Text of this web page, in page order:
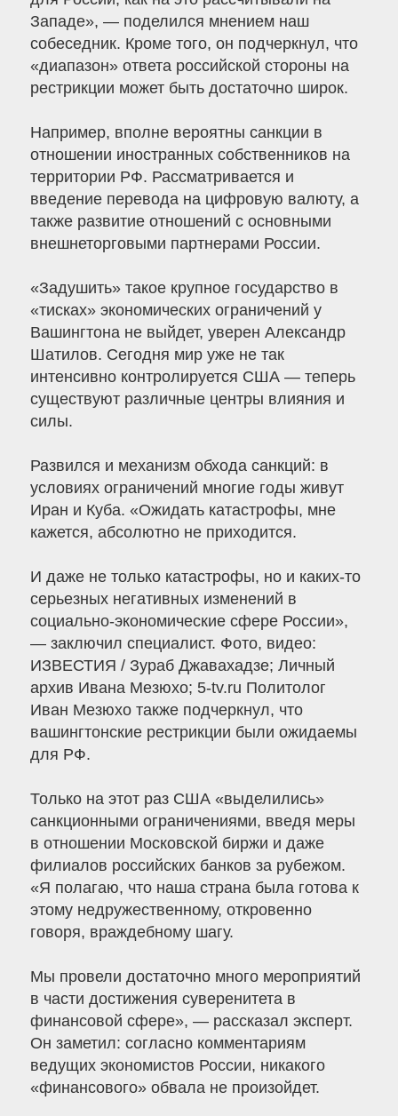
Западе», — поделился мнением наш
собеседник. Кроме того, он подчеркнул, что
«диапазон» ответа российской стороны на
рестрикции может быть достаточно широк.
Например, вполне вероятны санкции в
отношении иностранных собственников на
территории РФ. Рассматривается и
введение перевода на цифровую валюту, а
также развитие отношений с основными
внешнеторговыми партнерами России.
«Задушить» такое крупное государство в
«тисках» экономических ограничений у
Вашингтона не выйдет, уверен Александр
Шатилов. Сегодня мир уже не так
интенсивно контролируется США — теперь
существуют различные центры влияния и
силы.
Развился и механизм обхода санкций: в
условиях ограничений многие годы живут
Иран и Куба. «Ожидать катастрофы, мне
кажется, абсолютно не приходится.
И даже не только катастрофы, но и каких-то
серьезных негативных изменений в
социально-экономические сфере России»,
— заключил специалист. Фото, видео:
ИЗВЕСТИЯ / Зураб Джавахадзе; Личный
архив Ивана Мезюхо; 5-tv.ru Политолог
Иван Мезюхо также подчеркнул, что
вашингтонские рестрикции были ожидаемы
для РФ.
Только на этот раз США «выделились»
санкционными ограничениями, введя меры
в отношении Московской биржи и даже
филиалов российских банков за рубежом.
«Я полагаю, что наша страна была готова к
этому недружественному, откровенно
говоря, враждебному шагу.
Мы провели достаточно много мероприятий
в части достижения суверенитета в
финансовой сфере», — рассказал эксперт.
Он заметил: согласно комментариям
ведущих экономистов России, никакого
«финансового» обвала не произойдет.